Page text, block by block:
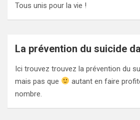
Tous unis pour la vie !
La prévention du suicide
Ici trouvez trouvez la prévention du
mais pas que
autant en faire
nombre.